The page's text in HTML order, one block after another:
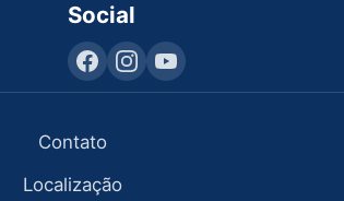
Social
Contato
Localização